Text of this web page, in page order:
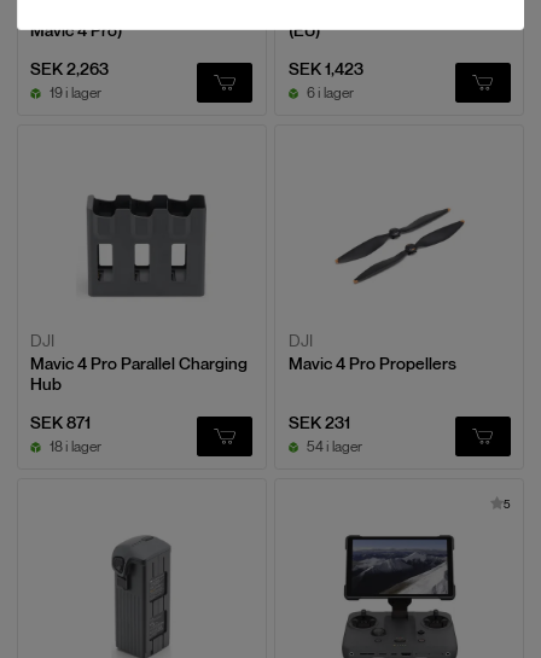
Mavic 4 Pro)
SEK 2,263
19 i lager
(EU)
SEK 1,423
6 i lager
DJI
Mavic 4 Pro Parallel Charging
Hub
SEK 871
18 i lager
DJI
Mavic 4 Pro Propellers
SEK 231
54 i lager
5